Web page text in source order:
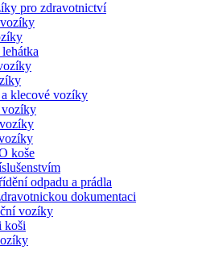
pro zdravotnictví
klecové vozíky
vozíky
koše
odpadu a prádla
dokumentaci
vozíky
koši